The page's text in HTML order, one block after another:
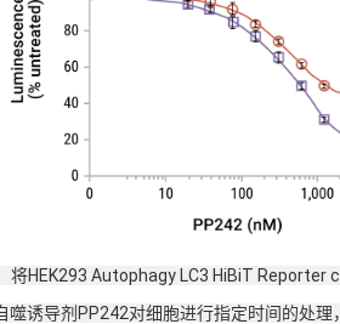
将HEK293 Autophagy LC3 HiBiT Reporter
噬诱导剂PP242对细胞进行指定时间的处